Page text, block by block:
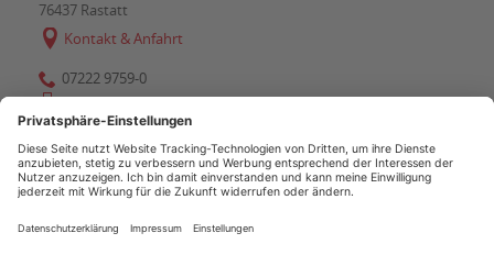
76437 Rastatt
Kontakt & Anfahrt
07222 9759-0
07222 9759-50
info@holz-hertel.de
AGB